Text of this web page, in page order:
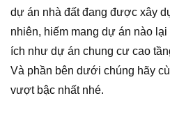
dự án nhà đất đang được xây
nhiên, hiếm mang dự án nào
ích như dự án chung cư cao
Và phần bên dưới chúng hãy
vượt bậc nhất nhé.